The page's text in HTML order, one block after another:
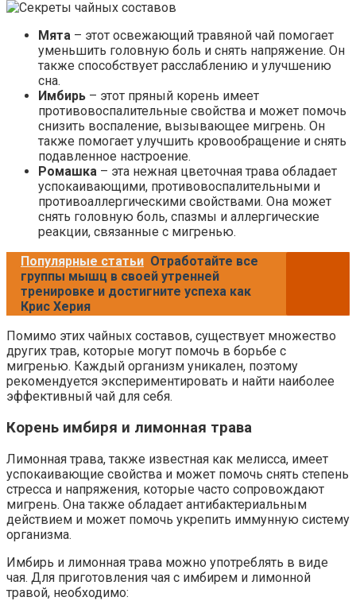
Мята – этот освежающий травяной чай помогает
уменьшить головную боль и снять напряжение. Он
также способствует расслаблению и улучшению
сна.
Имбирь – этот пряный корень имеет
противовоспалительные свойства и может помочь
снизить воспаление, вызывающее мигрень. Он
также помогает улучшить кровообращение и снять
подавленное настроение.
Ромашка – эта нежная цветочная трава обладает
успокаивающими, противовоспалительными и
противоаллергическими свойствами. Она может
снять головную боль, спазмы и аллергические
реакции, связанные с мигренью.
Популярные статьи Отработайте все
группы мышц в своей утренней
тренировке и достигните успеха как
Крис Херия
Помимо этих чайных составов, существует множество
других трав, которые могут помочь в борьбе с
мигренью. Каждый организм уникален, поэтому
рекомендуется экспериментировать и найти наиболее
эффективный чай для себя.
Корень имбиря и лимонная трава
Лимонная трава, также известная как мелисса, имеет
успокаивающие свойства и может помочь снять степень
стресса и напряжения, которые часто сопровождают
мигрень. Она также обладает антибактериальным
действием и может помочь укрепить иммунную систему
организма.
Имбирь и лимонная трава можно употреблять в виде
чая. Для приготовления чая с имбирем и лимонной
травой, необходимо: